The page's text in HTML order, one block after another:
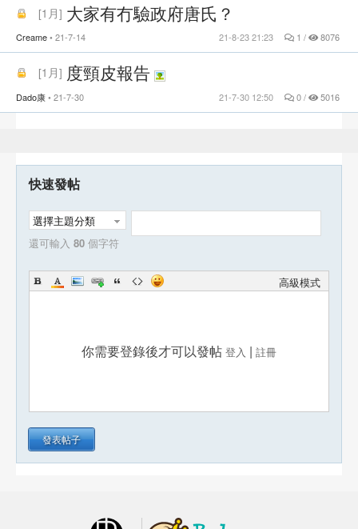
[1月] 大家有冇驗政府唐氏？
Creame 21-7-14 1 / 8076
21-8-23 21:23
[1月] 度頸皮報告
Dado康 21-7-30 0 / 5016
21-7-30 12:50
快速發帖
選擇主題分類
還可輸入 80 個字符
高級模式
你需要登錄後才可以發帖 登入 | 註冊
發表帖子